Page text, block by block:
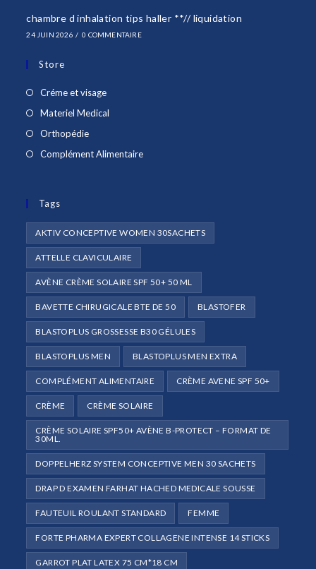
chambre d inhalation tips haller **// liquidation
24 JUIN 2026 / 0 COMMENTAIRE
Store
Créme et visageS’ouvre
dans
Materiel Medical
OrthopédieS’ouvre
dans
Complément AlimentaireS’ouvre
onglet
Tags
AKTIV CONCEPTIVE WOMEN 30SACHETS
ATTELLE CLAVICULAIRE
AVÈNE CRÈME SOLAIRE SPF 50+ 50 ML
BAVETTE CHIRUGICALE BTE DE 50 BLASTOFER
BLASTOPLUS GROSSESSE B30 GÉLULES
BLASTOPLUS MEN BLASTOPLUS MEN EXTRA
COMPLÉMENT ALIMENTAIRE CRÈME AVENE SPF 50+
CRÈME CRÈME SOLAIRE
CRÈME SOLAIRE SPF50+ AVÈNE B-PROTECT – FORMAT DE
30ML.
DOPPELHERZ SYSTEM CONCEPTIVE MEN 30 SACHETS
DRAP D EXAMEN FARHAT HACHED MEDICALE SOUSSE
FAUTEUIL ROULANT STANDARD FEMME
FORTE PHARMA EXPERT COLLAGENE INTENSE 14 STICKS
GARROT PLAT LATEX 75 CM*18 CM